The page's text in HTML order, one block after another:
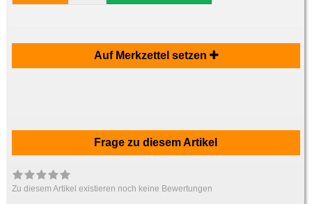
Auf Merkzettel setzen
Frage zu diesem Artikel
Zu diesem Artikel existieren noch keine Bewertungen